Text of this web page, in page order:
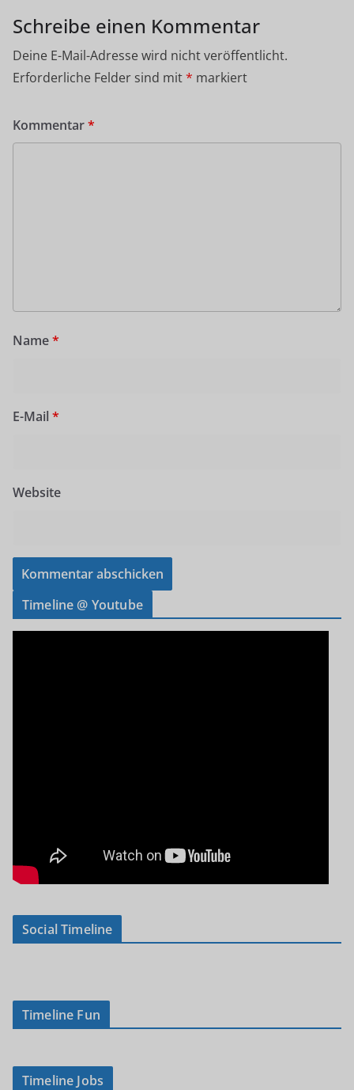
Schreibe einen Kommentar
Deine E-Mail-Adresse wird nicht veröffentlicht.
Erforderliche Felder sind mit* markiert
Kommentar*
Name*
E-Mail *
Website
Timeline @ Youtube
Social Timeline
Timeline Fun
Timeline Jobs